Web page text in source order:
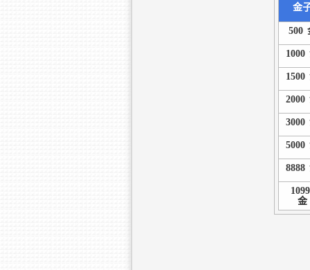
金
500
1000
1500
2000
3000
5000
8888
金